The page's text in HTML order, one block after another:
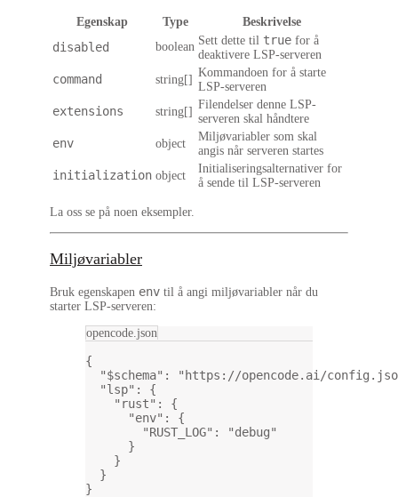
Egenskap Type Beskrivelse
disabled boolean Sett dette til true for å
deaktivere LSP-serveren
command string[]
Kommandoen for å starte
LSP-serveren
extensions string[]
Filendelser denne LSP-
serveren skal håndtere
env object
Miljøvariabler som skal
angis når serveren startes
initialization object
Initialiseringsalternativer for
å sende til LSP-serveren
La oss se på noen eksempler.
Miljøvariabler
Bruk egenskapen env til å angi miljøvariabler når du
starter LSP-serveren:
opencode.json
{
"$schema" :
"https://opencode.ai/
"lsp" : {
"rust" : {
"env" : {
"RUST_LOG" :
"debug"
}
}
}
}